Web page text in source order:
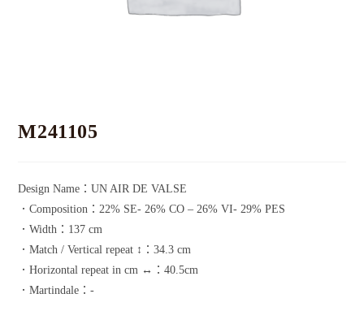
M241105
Design Name：UN AIR DE VALSE
．Composition：22% SE- 26% CO – 26% VI- 29% PES
．Width：137 cm
．Match / Vertical repeat ↕：34.3 cm
．Horizontal repeat in cm ↔：40.5cm
．Martindale：-